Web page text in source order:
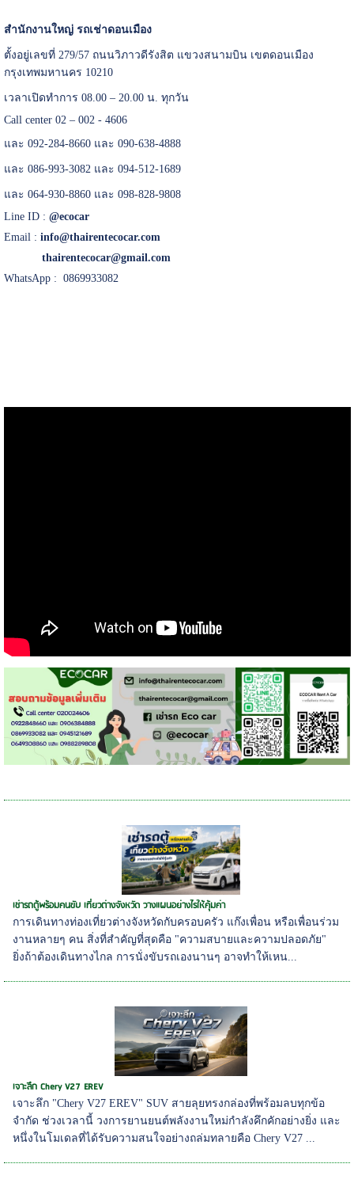
สำนักงานใหญ่ รถเช่าดอนเมือง
ตั้งอยู่เลขที่ 279/57 ถนนวิภาวดีรังสิต แขวงสนามบิน เขตดอนเมือง
กรุงเทพมหานคร 10210
เวลาเปิดทำการ 08.00 – 20.00 น. ทุกวัน
Call center 02 – 002 - 4606
และ 092-284-8660 และ 090-638-4888
และ 086-993-3082 และ 094-512-1689
และ 064-930-8860 และ 098-828-9808
Line ID : @ecocar
Email : info@thairentecocar.com
thairentecocar@gmail.com
WhatsApp : 0869933082
เช่ารถตู้พร้อมคนขับ เที่ยวต่างจังหวัด วางแผนอย่างไรให้คุ้มค่า
การเดินทางท่องเที่ยวต่างจังหวัดกับครอบครัว แก๊งเพื่อน หรือเพื่อนร่วม
งานหลายๆ คน สิ่งที่สำคัญที่สุดคือ "ความสบายและความปลอดภัย"
ยิ่งถ้าต้องเดินทางไกล การนั่งขับรถเองนานๆ อาจทำให้เหน...
เจาะลึก Chery V27 EREV
เจาะลึก "Chery V27 EREV" SUV สายลุยทรงกล่องที่พร้อมลบทุกข้อ
จำกัด ช่วงเวลานี้ วงการยานยนต์พลังงานใหม่กำลังคึกคักอย่างยิ่ง และ
หนึ่งในโมเดลที่ได้รับความสนใจอย่างถล่มทลายคือ Chery V27 ...